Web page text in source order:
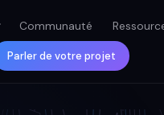
Communauté
Parler de votre projet